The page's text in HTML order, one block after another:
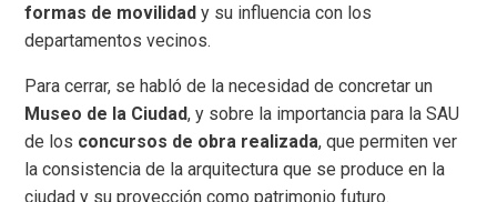
formas de movilidad y su influencia con los
departamentos vecinos.
Para cerrar, se habló de la necesidad de concretar un
Museo de la Ciudad, y sobre la importancia para la SAU
de los concursos de obra realizada, que permiten ver
la consistencia de la arquitectura que se produce en la
ciudad y su proyección como patrimonio futuro.